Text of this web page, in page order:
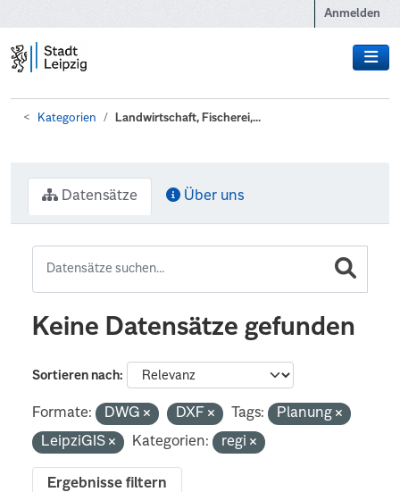
Anmelden
Kategorien Landwirtschaft, Fischerei,...
Datensätze Über uns
Keine Datensätze gefunden
Sortieren nach
Formate: DWG DXF Tags:
Planung
LeipziGIS
Kategorien: regi
Ergebnisse filtern